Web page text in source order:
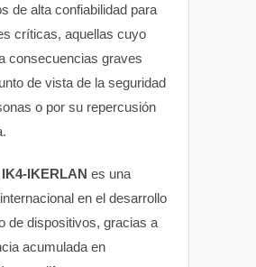
de alta confiabilidad para
críticas, aquellas cuyo
consecuencias graves
de vista de la seguridad
o por su repercusión
IK4-IKERLAN es una
en el desarrollo
de dispositivos, gracias a
acumulada en